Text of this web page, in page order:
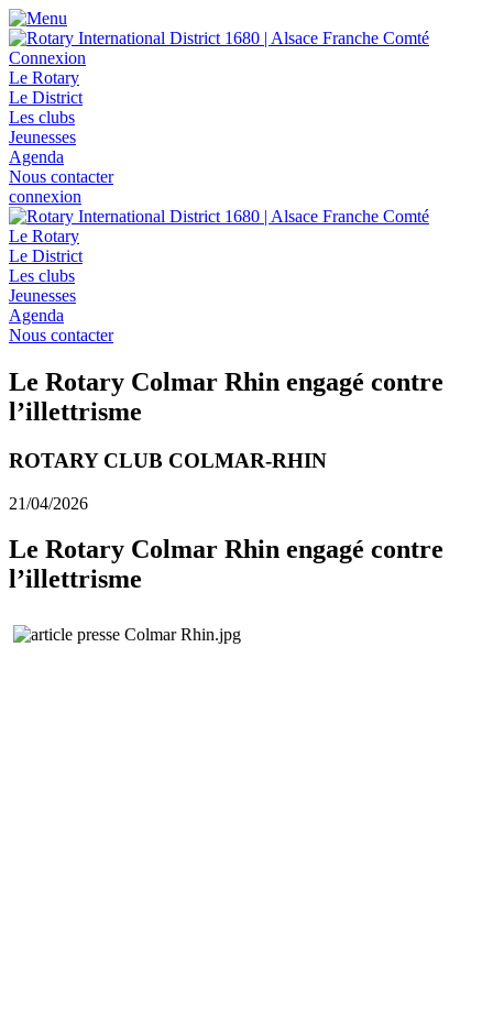
Connexion
Le Rotary
Le District
Les clubs
Jeunesses
Agenda
Nous contacter
connexion
Le Rotary
Le District
Les clubs
Jeunesses
Agenda
Nous contacter
Le Rotary Colmar Rhin engagé contre
l’illettrisme
ROTARY CLUB COLMAR-RHIN
21/04/2026
Le Rotary Colmar Rhin engagé contre
l’illettrisme